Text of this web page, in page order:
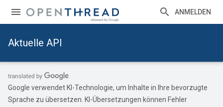
ANMELDEN
Aktuelle API
Google verwendet KI-Technologie, um Inhalte in Ihre bevorzugte
Sprache zu übersetzen. KI-Übersetzungen können Fehler